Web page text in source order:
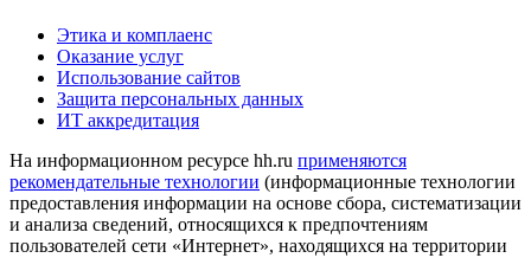
Этика и комплаенс
Оказание услуг
Использование сайтов
Защита персональных данных
ИТ аккредитация
На информационном ресурсе hh.ru применяются
рекомендательные технологии (информационные технологии
предоставления информации на основе сбора, систематизации
и анализа сведений, относящихся к предпочтениям
пользователей сети «Интернет», находящихся на территории